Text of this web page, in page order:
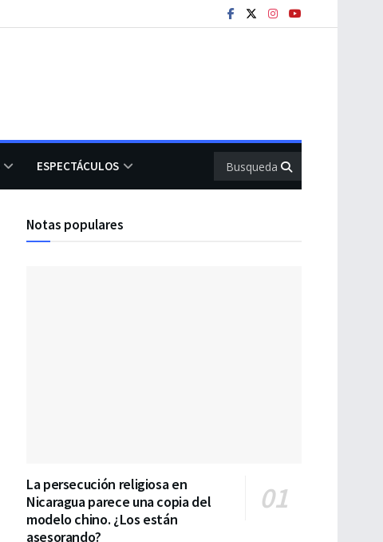
ESPECTÁCULOS
Notas populares
La persecución religiosa en
Nicaragua parece una copia del
modelo chino. ¿Los están
asesorando?